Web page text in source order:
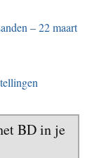
– 22 maart
BD in je